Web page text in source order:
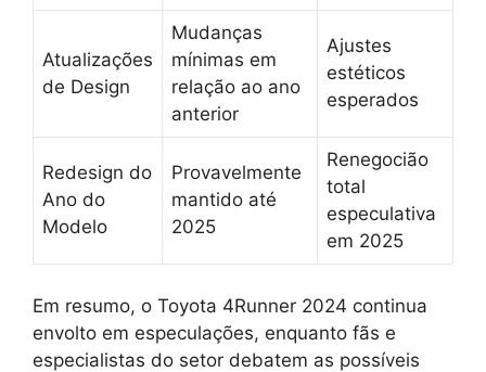
Atualizações
de Design
Mudanças
mínimas em
relação ao ano
anterior
Ajustes
estéticos
esperados
Redesign do
Ano do
Modelo
Provavelmente
mantido até
2025
Renegocião
total
especulativa
em 2025
Em resumo, o Toyota 4Runner 2024 continua
envolto em especulações, enquanto fãs e
especialistas do setor debatem as possíveis